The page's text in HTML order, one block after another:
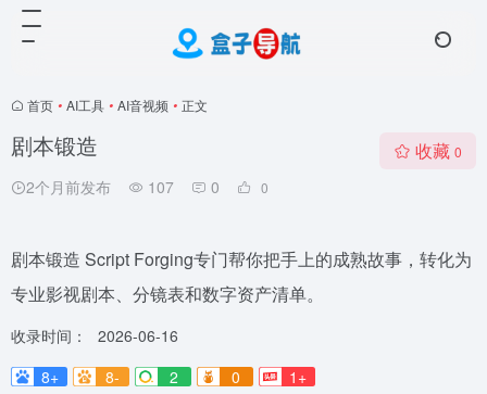
首页 • AI工具 • AI音视频 • 正文
剧本锻造
2个月前发布 107 0 0
收藏 0
剧本锻造 Script Forging专门帮你把手上的成熟故事，转化为
专业影视剧本、分镜表和数字资产清单。
收录时间：
2026-06-16
8+
8- 2 0 1+